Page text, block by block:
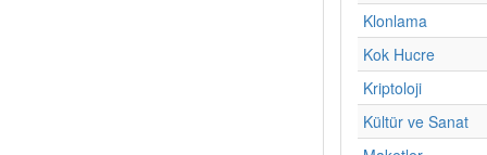
Klonlama
Kok Hucre
Kriptoloji
Kültür ve Sanat